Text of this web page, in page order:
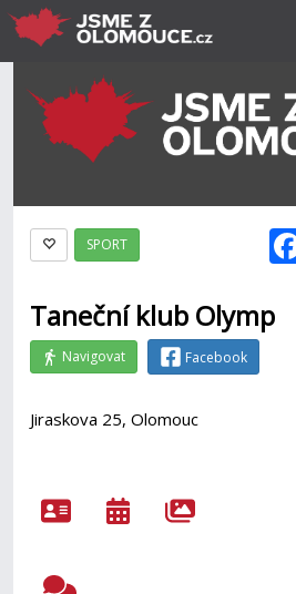
SPORT
Taneční klub Olymp
Navigovat Facebook
Jiraskova 25, Olomouc